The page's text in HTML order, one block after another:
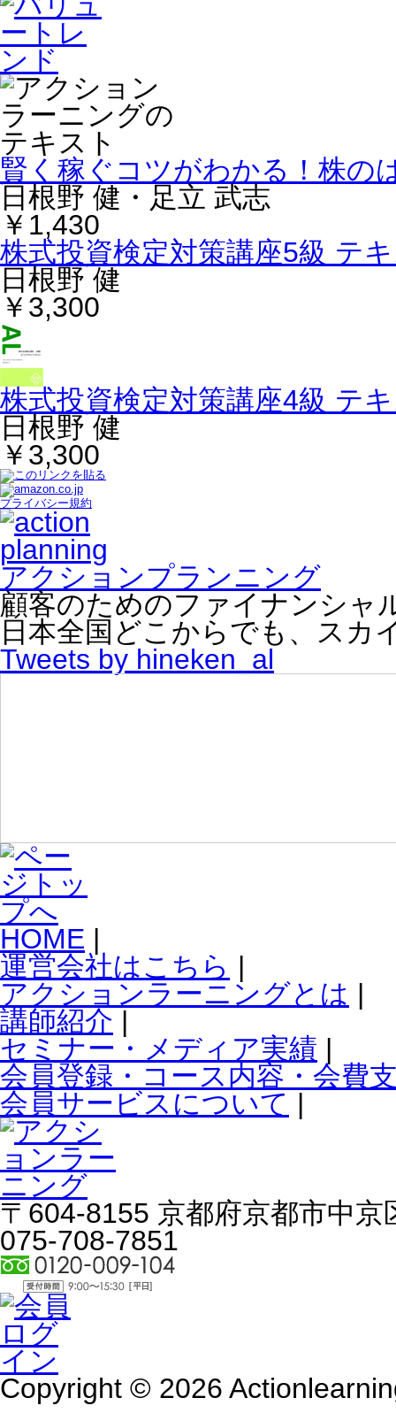
賢く稼ぐコツがわかる！株の
日根野 健・足立 武志
￥1,430
株式投資検定対策講座5級 テ
日根野 健
￥3,300
株式投資検定対策講座4級 テ
日根野 健
￥3,300
プライバシー規約
アクションプランニング
顧客のためのファイナンシャ
日本全国どこからでも、スカ
Tweets by hineken_al
HOME |
運営会社はこちら |
アクションラーニングとは |
講師紹介 |
セミナー・メディア実績 |
会員登録・コース内容・会費
会員サービスについて |
〒604-8155 京都府京都市中京
075-708-7851
Copyright © 2026